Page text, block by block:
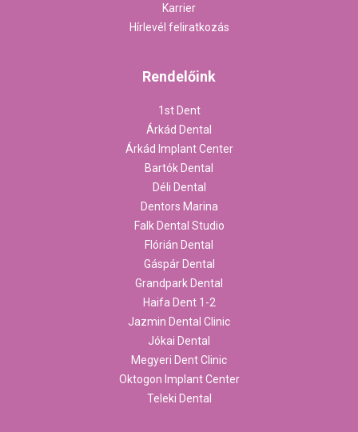
Karrier
Hírlevél feliratkozás
Rendelőink
1st Dent
Árkád Dental
Árkád Implant Center
Bartók Dental
Déli Dental
Dentors Marina
Falk Dental Studio
Flórián Dental
Gáspár Dental
Grandpark Dental
Haifa Dent 1-2
Jazmin Dental Clinic
Jókai Dental
Megyeri Dent Clinic
Oktogon Implant Center
Teleki Dental